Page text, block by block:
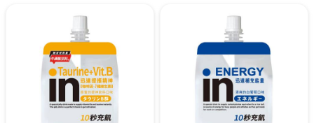
箱購
最近搜尋
清除所有記錄